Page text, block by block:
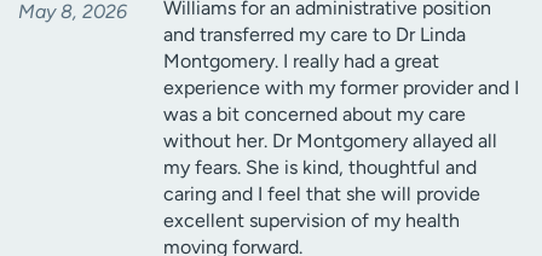
May 8, 2026
Williams for an administrative position
and transferred my care to Dr Linda
Montgomery. I really had a great
experience with my former provider and I
was a bit concerned about my care
without her. Dr Montgomery allayed all
my fears. She is kind, thoughtful and
caring and I feel that she will provide
excellent supervision of my health
moving forward.